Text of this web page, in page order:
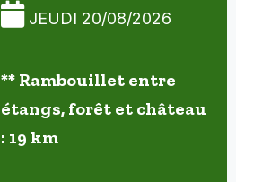
JEUDI 20/08/2026
** Rambouillet entre
étangs, forêt et château
: 19 km